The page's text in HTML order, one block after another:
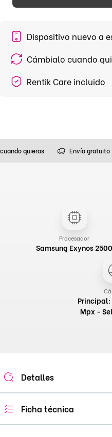
Dispositivo nuevo a
Cámbialo cuando
Rentik Care incluido
quieras Envío gratuito
Procesador
Samsung Exynos 2500
Principal:
Mpx -
Detalles
Ficha técnica